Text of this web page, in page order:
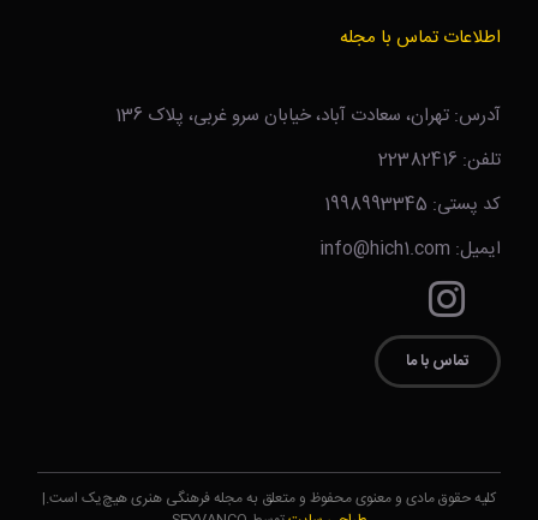
اطلاعات تماس با مجله
آدرس: تهران، سعادت آباد، خیابان سرو غربی، پلاک 136
تلفن: 22382416
کد پستی: 1998993345
ایمیل: info@hich1.com
تماس با ما
کلیه حقوق مادی و معنوی محفوظ و متعلق به مجله فرهنگی هنری هیچ‌یک است.|